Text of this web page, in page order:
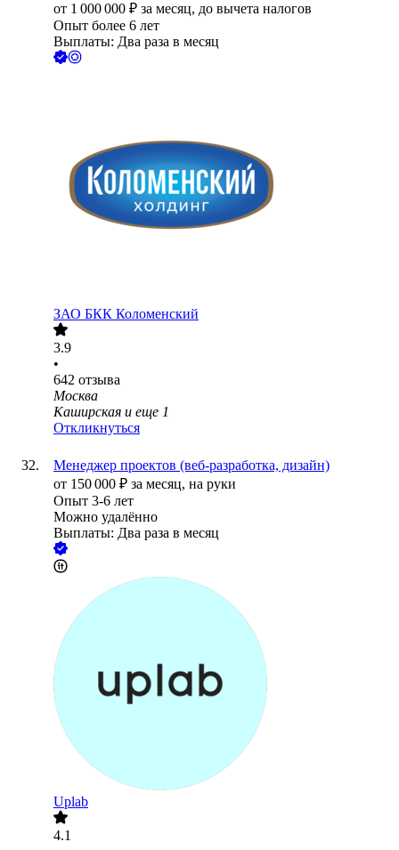
от 1 000 000 ₽ за месяц, до вычета налогов
Опыт более 6 лет
Выплаты: Два раза в месяц
ЗАО БКК Коломенский
3.9
•
642 отзыва
Москва
Каширская и еще 1
Откликнуться
Менеджер проектов (веб-разработка, дизайн)
от 150 000 ₽ за месяц, на руки
Опыт 3-6 лет
Можно удалённо
Выплаты: Два раза в месяц
Uplab
4.1